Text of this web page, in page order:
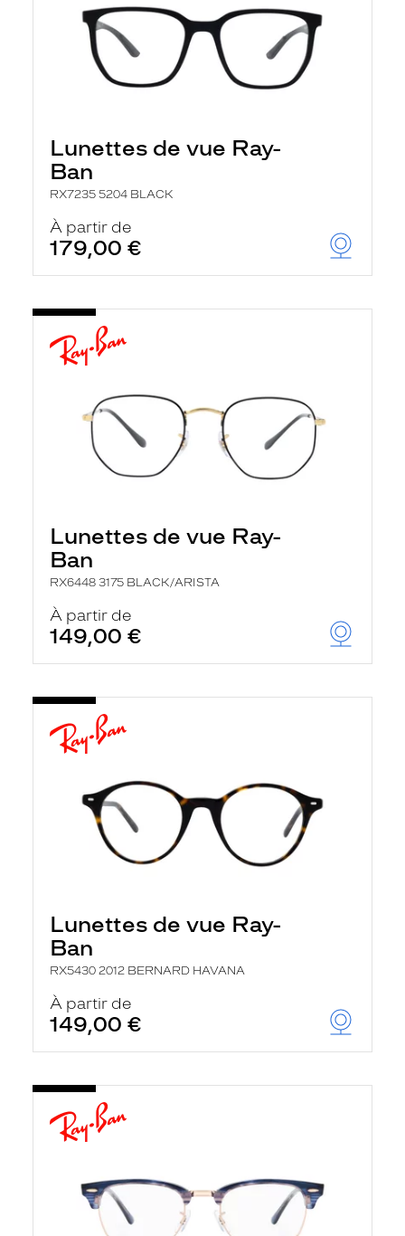
Lunettes de vue Ray-
Ban
RX7235 5204 BLACK
À partir de
179,00 €
Lunettes de vue Ray-
Ban
RX6448 3175 BLACK/ARISTA
À partir de
149,00 €
Lunettes de vue Ray-
Ban
RX5430 2012 BERNARD HAVANA
À partir de
149,00 €